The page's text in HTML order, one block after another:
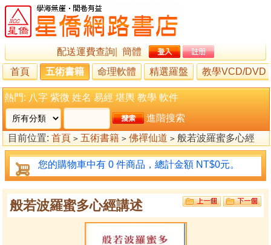
配送運費查詢
簡體
首頁
五術書籍 命理軟體 精選羅盤 教學VCD/DVD
熱門: 八字 紫微 姓名 易經 堪輿 教學 軟件
進階搜索
目前位置: 首頁 > 五術書籍 > 佛禪仙道 > 般若波羅蜜多心經
講述
您的購物車中有 0 件商品，總計金額 NT$0元。
般若波羅蜜多心經講述